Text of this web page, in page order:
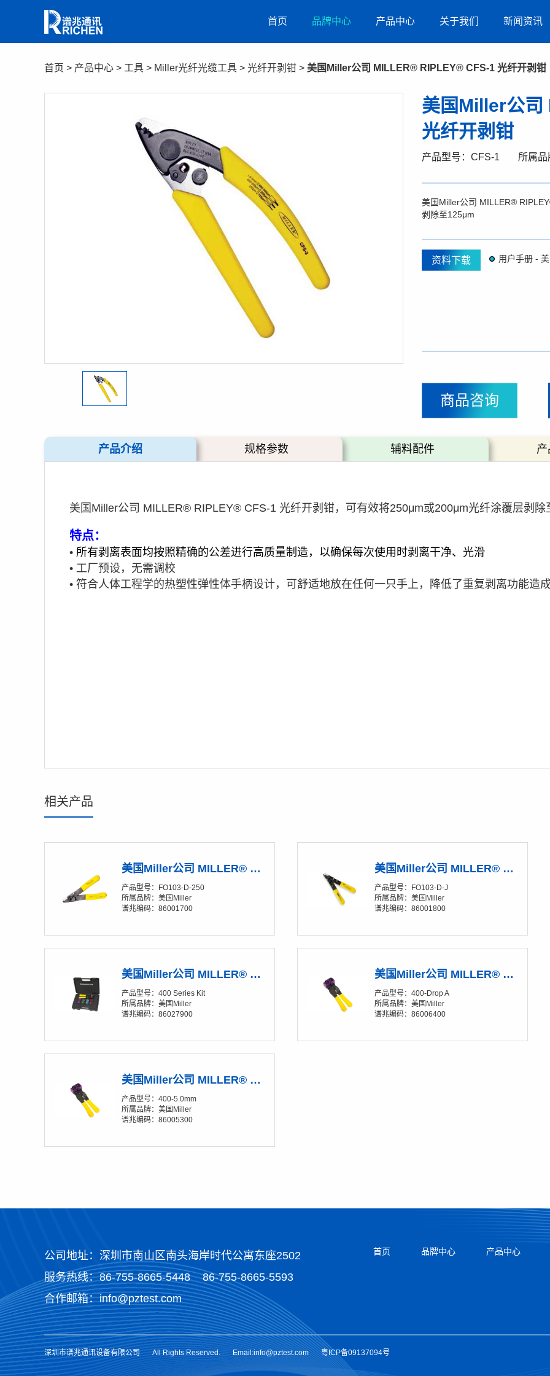
首页 品牌中心 产品中心 关于我们 新闻资讯
首页 > 产品中心 > 工具 > Miller光纤光缆工具 > 光纤开剥钳 > 美国Miller公司 MILLER® RIPLEY® CFS-1 光纤开剥钳
美国Miller公
光纤开剥钳
产品型号：CFS-1 所属
美国Miller公司 MILLER®
剥除至125μm
资料下载
商品咨询
产品介绍 规格参数 辅料配件
美国Miller公司 MILLER® RIPLEY® CFS-1 光纤开剥钳，可有效将250μm或200μm光纤涂覆层剥除
特点：
• 所有剥离表面均按照精确的公差进行高质量制造，以确保每次使用时剥离干净、光滑
• 工厂预设，无需调校
• 符合人体工程学的热塑性弹性体手柄设计，可舒适地放在任何一只手上，降低了重复剥离功能造
相关产品
美国Miller公司 MILLER® RIPLEY® FO103-D-250 双口光纤开剥钳
产品型号：FO103-D-250
所属品牌：美国Miller
谱兆编码：86001700
美国Miller公司 MILLER® RIPLEY® FO103-D-J 光纤双口开剥钳
产品型号：FO103-D-J
所属品牌：美国Miller
谱兆编码：86001800
美国Miller公司 MILLER® RIPLEY® 400 Series Kit 光纤松套管和入户光缆开剥器
产品型号：400 Series Kit
所属品牌：美国Miller
谱兆编码：86027900
美国Miller公司 MILLER® RIPLEY® 400-Drop A 光纤松套管和入户光缆开剥器
产品型号：400-Drop A
所属品牌：美国Miller
谱兆编码：86006400
美国Miller公司 MILLER® RIPLEY® 400-5.0 mm 光纤松套管和入户光缆开剥器
产品型号：400-5.0mm
所属品牌：美国Miller
谱兆编码：86005300
首页 品牌中心 产品中心
公司地址：深圳市南山区南头海岸时代公寓东座2502
服务热线：86-755-8665-5448
86-755-8665-5593
合作邮箱：info@pztest.com
深圳市谱兆通讯设备有限公司 All Rights Reserved. Email:info@pztest.com 粤ICP备09137094号